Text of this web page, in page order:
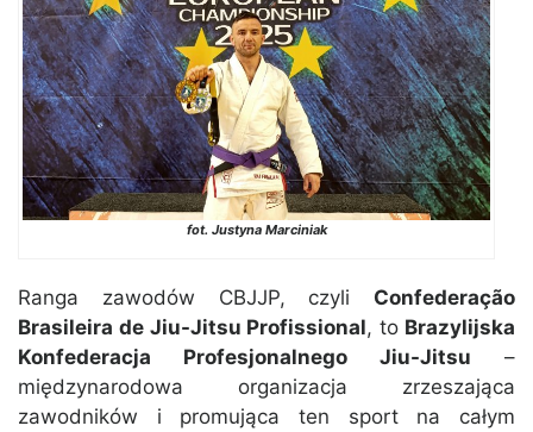
fot. Justyna Marciniak
Ranga zawodów CBJJP, czyli Confederação
Brasileira de Jiu-Jitsu Profissional, to Brazylijska
Konfederacja Profesjonalnego Jiu-Jitsu –
międzynarodowa organizacja zrzeszająca
zawodników i promująca ten sport na całym